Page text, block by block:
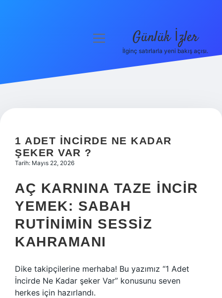
Hakkımızda
menüyü
Günlük İzler
İlginç satırlarla yeni bakış açısı.
1 ADET İNCIRDE NE KADAR
ŞEKER VAR ?
Tarih: Mayıs 22, 2026
AÇ KARNINA TAZE İNCIR
YEMEK: SABAH
RUTINIMIN SESSIZ
KAHRAMANI
Dike takipçilerine merhaba! Bu yazımız “1 Adet
İncirde Ne Kadar şeker Var” konusunu seven
herkes için hazırlandı.